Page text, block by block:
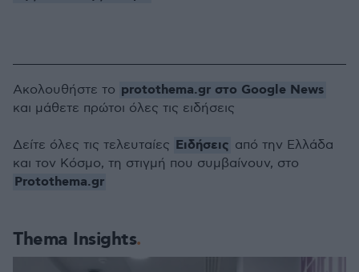
Thema Insights
Ακολουθήστε το protothema.gr στο Google News
και μάθετε πρώτοι όλες τις ειδήσεις
Δείτε όλες τις τελευταίες Ειδήσεις από την Ελλάδα
και τον Κόσμο, τη στιγμή που συμβαίνουν, στο
Protothema.gr